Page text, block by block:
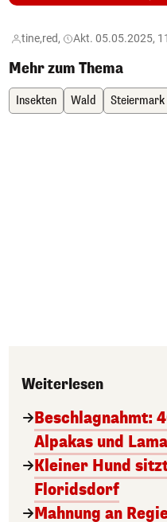
tine,red, Akt. 05.05.2025,
Mehr zum Thema
Insekten Wald Steiermark
Weiterlesen
Beschlagnahmt:
Alpakas und
Kleiner Hund
Floridsdorf
Mahnung an